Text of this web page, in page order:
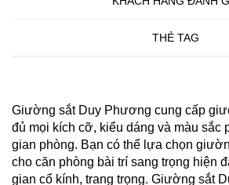
THẺ TAG
Giường sắt Duy Phương cung cấp
đủ mọi kích cỡ, kiểu dáng và màu sắc
gian phòng. Bạn có thể lựa chọn
cho căn phòng bài trí sang trọng hiện
gian cổ kính, trang trọng. Giường sắt